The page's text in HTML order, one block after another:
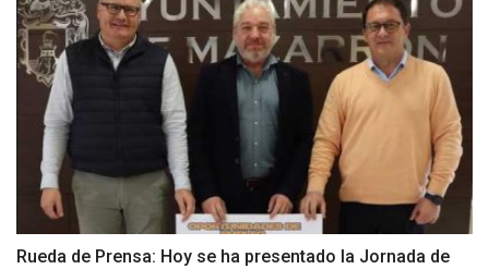
Rueda de Prensa: Hoy se ha presentado la Jornada de